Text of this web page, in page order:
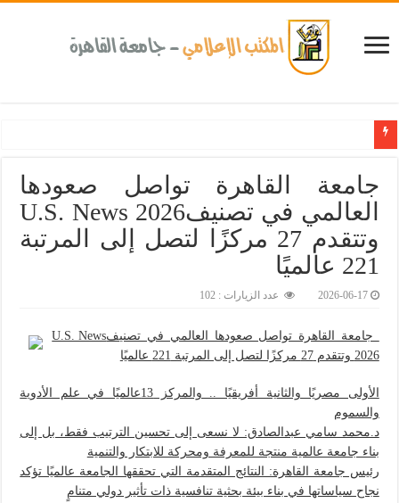
جامعة القاهرة تواصل صعودها
العالمي في تصنيفU.S. News 2026
وتتقدم 27 مركزًا لتصل إلى المرتبة
221 عالميًا
2026-06-17 عدد الزيارات : 102
جامعة القاهرة تواصل صعودها العالمي في تصنيفU.S. News
2026 وتتقدم 27 مركزًا لتصل إلى المرتبة 221 عالميًا
الأولى مصريًا والثانية أفريقيًا .. والمركز 13عالميًا في علم الأدوية
والسموم
د.محمد سامي عبدالصادق: لا نسعى إلى تحسين الترتيب فقط، بل إلى
بناء جامعة عالمية منتجة للمعرفة ومحركة للابتكار والتنمية
رئيس جامعة القاهرة: النتائج المتقدمة التي تحققها الجامعة عالميًا تؤكد
نجاح سياساتها في بناء بيئة بحثية تنافسية ذات تأثير دولي متنامٍ